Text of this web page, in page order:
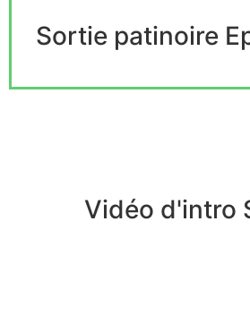
Sortie patinoire
Vidéo d'intro